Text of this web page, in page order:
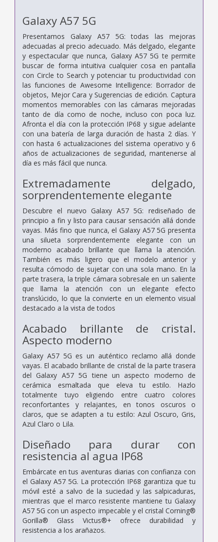
Galaxy A57 5G
Presentamos Galaxy A57 5G: todas las mejoras
adecuadas al precio adecuado. Más delgado, elegante
y espectacular que nunca, Galaxy A57 5G te permite
buscar de forma intuitiva cualquier cosa en pantalla
con Circle to Search y potenciar tu productividad con
las funciones de Awesome Intelligence: Borrador de
objetos, Mejor Cara y Sugerencias de edición. Captura
momentos memorables con las cámaras mejoradas
tanto de día como de noche, incluso con poca luz.
Afronta el día con la protección IP68 y sigue adelante
con una batería de larga duración de hasta 2 días. Y
con hasta 6 actualizaciones del sistema operativo y 6
años de actualizaciones de seguridad, mantenerse al
día es más fácil que nunca.
Extremadamente delgado,
sorprendentemente elegante
Descubre el nuevo Galaxy A57 5G: rediseñado de
principio a fin y listo para causar sensación allá donde
vayas. Más fino que nunca, el Galaxy A57 5G presenta
una silueta sorprendentemente elegante con un
moderno acabado brillante que llama la atención.
También es más ligero que el modelo anterior y
resulta cómodo de sujetar con una sola mano. En la
parte trasera, la triple cámara sobresale en un saliente
que llama la atención con un elegante efecto
translúcido, lo que la convierte en un elemento visual
destacado a la vista de todos
Acabado brillante de cristal.
Aspecto moderno
Galaxy A57 5G es un auténtico reclamo allá donde
vayas. El acabado brillante de cristal de la parte trasera
del Galaxy A57 5G tiene un aspecto moderno de
cerámica esmaltada que eleva tu estilo. Hazlo
totalmente tuyo eligiendo entre cuatro colores
reconfortantes y relajantes, en tonos oscuros o
claros, que se adapten a tu estilo: Azul Oscuro, Gris,
Azul Claro o Lila.
Diseñado para durar con
resistencia al agua IP68
Embárcate en tus aventuras diarias con confianza con
el Galaxy A57 5G. La protección IP68 garantiza que tu
móvil esté a salvo de la suciedad y las salpicaduras,
mientras que el marco resistente mantiene tu Galaxy
A57 5G con un aspecto impecable y el cristal Corning®
Gorilla® Glass Victus®+ ofrece durabilidad y
resistencia a los arañazos.